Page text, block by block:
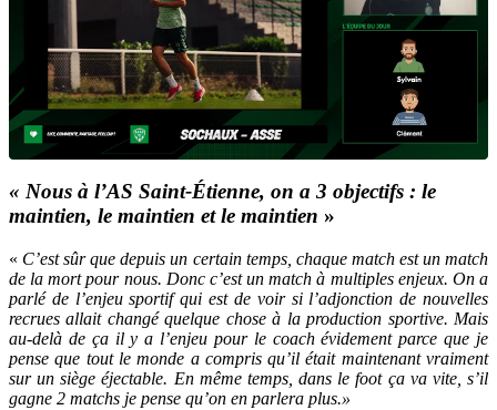
« Nous à l’AS Saint-Étienne, on a 3 objectifs : le
maintien, le maintien et le maintien »
« C’est sûr que depuis un certain temps, chaque match est un match
de la mort pour nous. Donc c’est un match à multiples enjeux. On a
parlé de l’enjeu sportif qui est de voir si l’adjonction de nouvelles
recrues allait changé quelque chose à la production sportive. Mais
au-delà de ça il y a l’enjeu pour le coach évidement parce que je
pense que tout le monde a compris qu’il était maintenant vraiment
sur un siège éjectable. En même temps, dans le foot ça va vite, s’il
gagne 2 matchs je pense qu’on en parlera plus.»